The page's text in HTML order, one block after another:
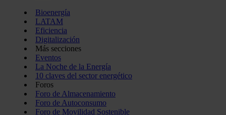
Bioenergía
LATAM
Eficiencia
Digitalización
Más secciones
Eventos
La Noche de la Energía
10 claves del sector energético
Foros
Foro de Almacenamiento
Foro de Autoconsumo
Foro de Movilidad Sostenible